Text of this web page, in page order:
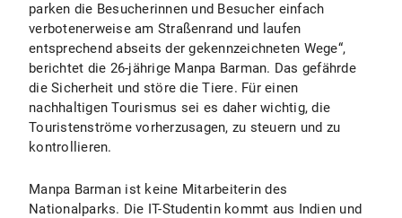
parken die Besucherinnen und Besucher einfach
verbotenerweise am Straßenrand und laufen
entsprechend abseits der gekennzeichneten Wege“,
berichtet die 26-jährige Manpa Barman. Das gefährde
die Sicherheit und störe die Tiere. Für einen
nachhaltigen Tourismus sei es daher wichtig, die
Touristenströme vorherzusagen, zu steuern und zu
kontrollieren.
Manpa Barman ist keine Mitarbeiterin des
Nationalparks. Die IT-Studentin kommt aus Indien und